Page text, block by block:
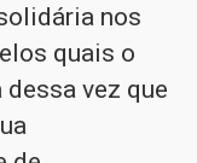
nos
quais o
vez que